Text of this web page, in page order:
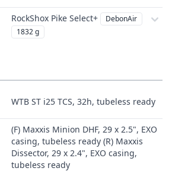
RockShox Pike Select+
DebonAir
1832 g
WTB ST i25 TCS, 32h, tubeless ready
(F) Maxxis Minion DHF, 29 x 2.5", EXO
casing, tubeless ready (R) Maxxis
Dissector, 29 x 2.4", EXO casing,
tubeless ready